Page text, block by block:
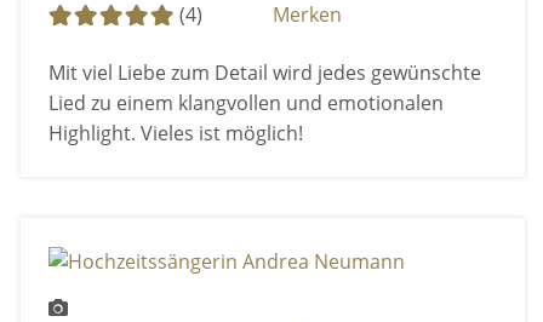
(4)
Merken
Mit viel Liebe zum Detail wird jedes gewünschte
Lied zu einem klangvollen und emotionalen
Highlight. Vieles ist möglich!